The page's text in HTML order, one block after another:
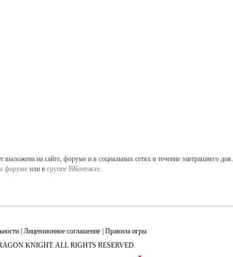
на сайте, форуме и в социальных сетях в течение завтрашнего дня.
форуме или в группе ВКонтакте.
Лицензионное соглашение Правила игры
KNIGHT. ALL RIGHTS RESERVED.